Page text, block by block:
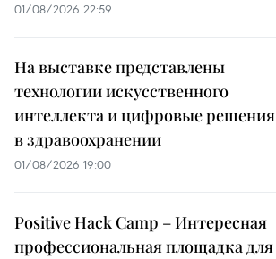
01/08/2026 22:59
На выставке представлены
технологии искусственного
интеллекта и цифровые решения
в здравоохранении
01/08/2026 19:00
Positive Hack Camp – Интересная
профессиональная площадка для